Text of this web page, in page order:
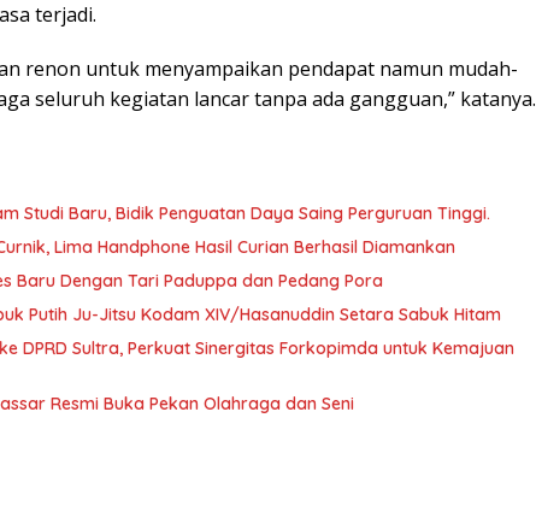
terjadi.
renon untuk menyampaikan pendapat namun mudah-
seluruh kegiatan lancar tanpa ada gangguan,” katanya.
Studi Baru, Bidik Penguatan Daya Saing Perguruan Tinggi.
Lima Handphone Hasil Curian Berhasil Diamankan
Baru Dengan Tari Paduppa dan Pedang Pora
Putih Ju-Jitsu Kodam XIV/Hasanuddin Setara Sabuk Hitam
DPRD Sultra, Perkuat Sinergitas Forkopimda untuk Kemajuan
Resmi Buka Pekan Olahraga dan Seni